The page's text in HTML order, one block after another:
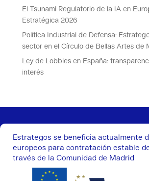
El Tsunami Regulatorio de la IA en
Estratégica 2026
Política Industrial de Defensa:
sector en el Círculo de Bellas Artes de
Ley de Lobbies en España:
interés
Estrategos se beneficia actualmente
europeos para contratación estable
través de la Comunidad de Madrid